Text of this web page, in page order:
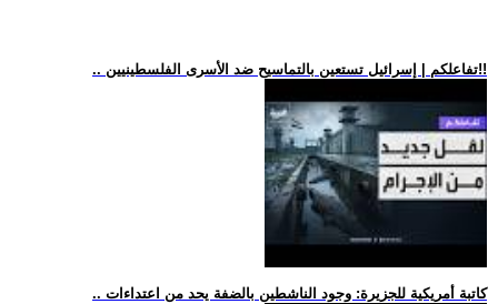
.. تفاعلكم | إسرائيل تستعين بالتماسيح ضد الأسرى الفلسطينيين!!
.. كاتبة أمريكية للجزيرة: وجود الناشطين بالضفة يحد من اعتداءات